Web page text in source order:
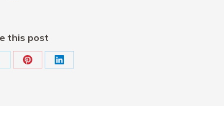
this post
Share Share